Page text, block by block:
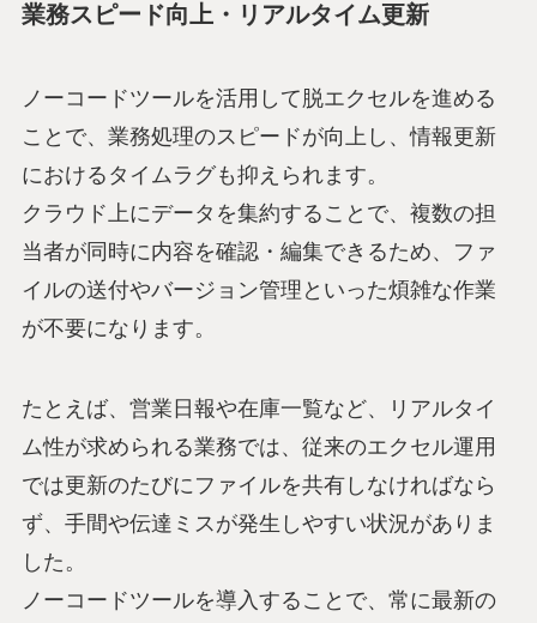
業務スピード向上・リアルタイム更新
ノーコードツールを活用して脱エクセルを進める
ことで、業務処理のスピードが向上し、情報更新
におけるタイムラグも抑えられます。
クラウド上にデータを集約することで、複数の担
当者が同時に内容を確認・編集できるため、ファ
イルの送付やバージョン管理といった煩雑な作業
が不要になります。
たとえば、営業日報や在庫一覧など、リアルタイ
ム性が求められる業務では、従来のエクセル運用
では更新のたびにファイルを共有しなければなら
ず、手間や伝達ミスが発生しやすい状況がありま
した。
ノーコードツールを導入することで、常に最新の